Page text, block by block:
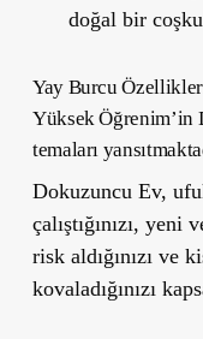
doğal bir
Yay Burcu
Yüksek Öğrenim’in
temaları
Dokuzuncu Ev,
çalıştığınızı, yeni
risk aldığınızı ve
kovaladığınızı